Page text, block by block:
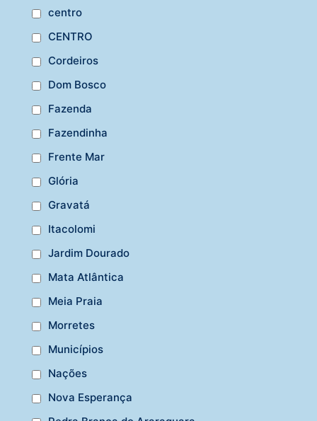
centro
CENTRO
Cordeiros
Dom Bosco
Fazenda
Fazendinha
Frente Mar
Glória
Gravatá
Itacolomi
Jardim Dourado
Mata Atlântica
Meia Praia
Morretes
Municípios
Nações
Nova Esperança